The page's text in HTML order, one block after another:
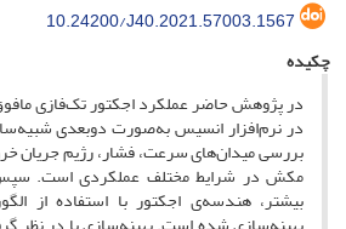
10.24200/J40.2021.57003.1567
چکیده
در پژوهش حاضر عملکرد اجکتور تک‌فازی
در نرم‌افزار انسیس به‌صورت دوبعدی
بررسی میدان‌های سرعت، فشار، رژیم جریان
مکش در شرایط مختلف عملکردی است.
بیشتر، هندسه‌ی اجکتور با استفاده از